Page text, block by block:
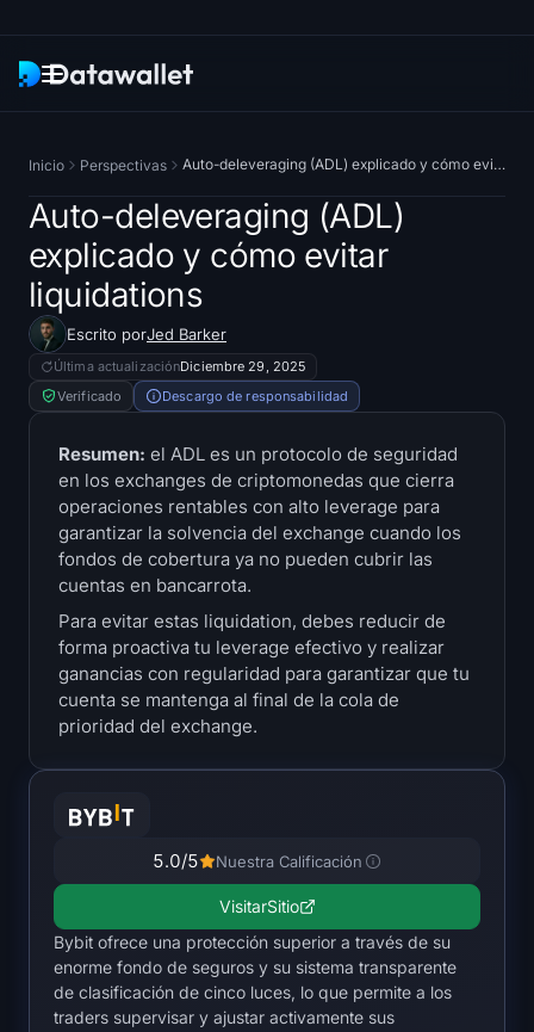
Investigación
Rastreadores de ETF
Bitcoin ETF
ETF de Ethereum
ETF de Hyperliquid
Tesorerías
Reservas de Bitcoin
Tesorerías de Ethereum
Tesorerías de Solana
Todas las Liquidations
Mapa de calor de BTC
Mapa de calor de ETH
Inicio Perspectivas Auto-deleveraging (ADL) explicado y cómo evitar liquidations
Auto-deleveraging (ADL)
explicado y cómo evitar
liquidations
Escrito porJed Barker
Última actualizaciónDiciembre 29, 2025
Verificado
Descargo de responsabilidad
Resumen: el ADL es un protocolo de seguridad
en los exchanges de criptomonedas que cierra
operaciones rentables con alto leverage para
garantizar la solvencia del exchange cuando los
fondos de cobertura ya no pueden cubrir las
cuentas en bancarrota.
Para evitar estas liquidation, debes reducir de
forma proactiva tu leverage efectivo y realizar
ganancias con regularidad para garantizar que tu
cuenta se mantenga al final de la cola de
prioridad del exchange.
5.0/5 Nuestra Calificación
VisitarSitio
Bybit ofrece una protección superior a través de su
enorme fondo de seguros y su sistema transparente
de clasificación de cinco luces, lo que permite a los
traders supervisar y ajustar activamente sus